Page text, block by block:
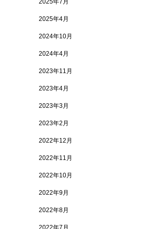
2025年7月
2025年4月
2024年10月
2024年4月
2023年11月
2023年4月
2023年3月
2023年2月
2022年12月
2022年11月
2022年10月
2022年9月
2022年8月
2022年7月